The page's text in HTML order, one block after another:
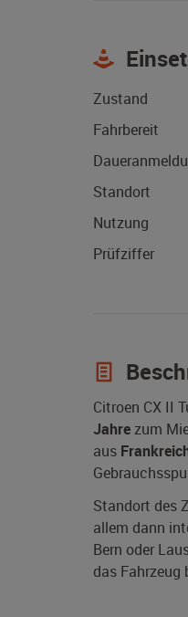
Zustand
Fahrbereit
Standort
Nutzung
Prüfziffer
Citroen CX II
Jahrezum
aus
Standort des
allem dann
Bern oder
das Fahrzeug